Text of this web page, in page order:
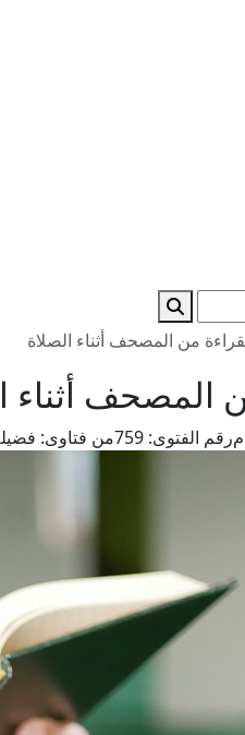
من المصحف أثناء الصلاة
المصحف أثناء
رقم الفتوى: من فتاوى: